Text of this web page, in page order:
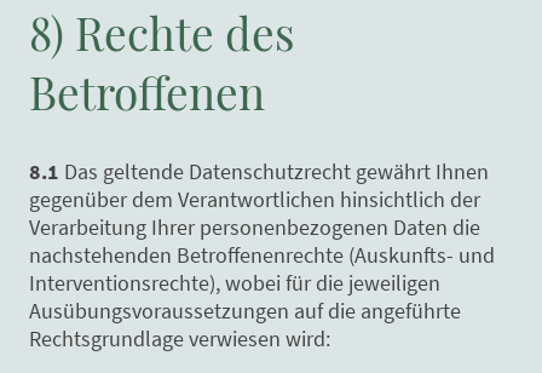
8) Rechte des
Betroffenen
8.1 Das geltende Datenschutzrecht gewährt Ihnen
gegenüber dem Verantwortlichen hinsichtlich der
Verarbeitung Ihrer personenbezogenen Daten die
nachstehenden Betroffenenrechte (Auskunfts- und
Interventionsrechte), wobei für die jeweiligen
Ausübungsvoraussetzungen auf die angeführte
Rechtsgrundlage verwiesen wird: